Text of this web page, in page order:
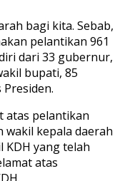
bagi kita. Sebab,
pelantikan 961
dari 33 gubernur,
bupati, 85
Presiden.
atas pelantikan
wakil kepala daerah
KDH yang telah
atas